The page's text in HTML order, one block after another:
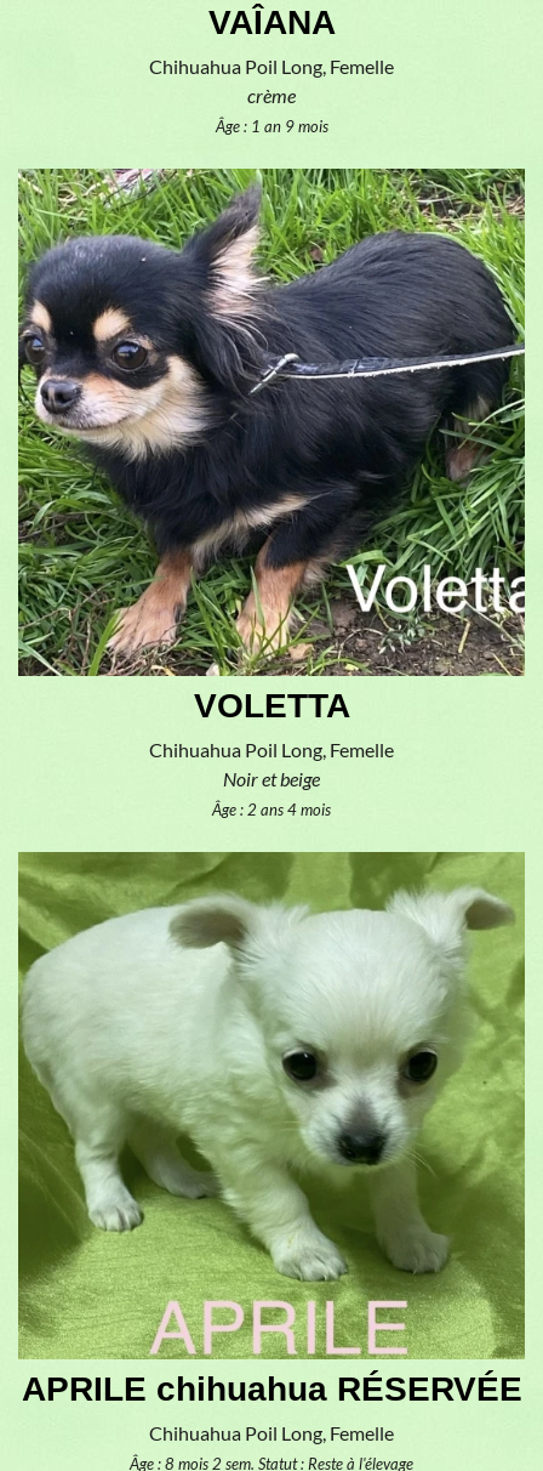
VAÎANA
Chihuahua Poil Long, Femelle
crème
Âge : 1 an 9 mois
VOLETTA
Chihuahua Poil Long, Femelle
Noir et beige
Âge : 2 ans 4 mois
APRILE chihuahua RÉSERVÉE
Chihuahua Poil Long, Femelle
Âge : 8 mois 2 sem. Statut : Reste à l'élevage